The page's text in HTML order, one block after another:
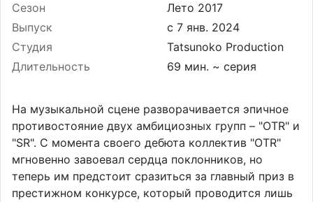
Сезон
Лето 2017
Выпуск
Студия
Tatsunoko Production
Длительность
69 мин. ~ серия
На музыкальной сцене разворачивается эпичное
противостояние двух амбициозных групп – "OTR" и
"SR". С момента своего дебюта коллектив "OTR"
мгновенно завоевал сердца поклонников, но
теперь им предстоит сразиться за главный приз в
престижном конкурсе, который проводится лишь